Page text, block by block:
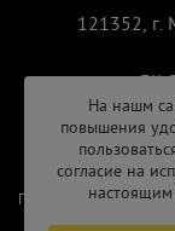
121352, г.
пн-
Продвижение сайта
На нашм
повышения
согласие на